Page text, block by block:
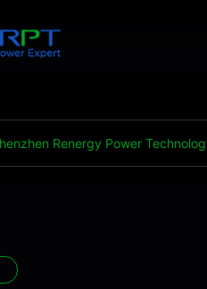
Renergy Power